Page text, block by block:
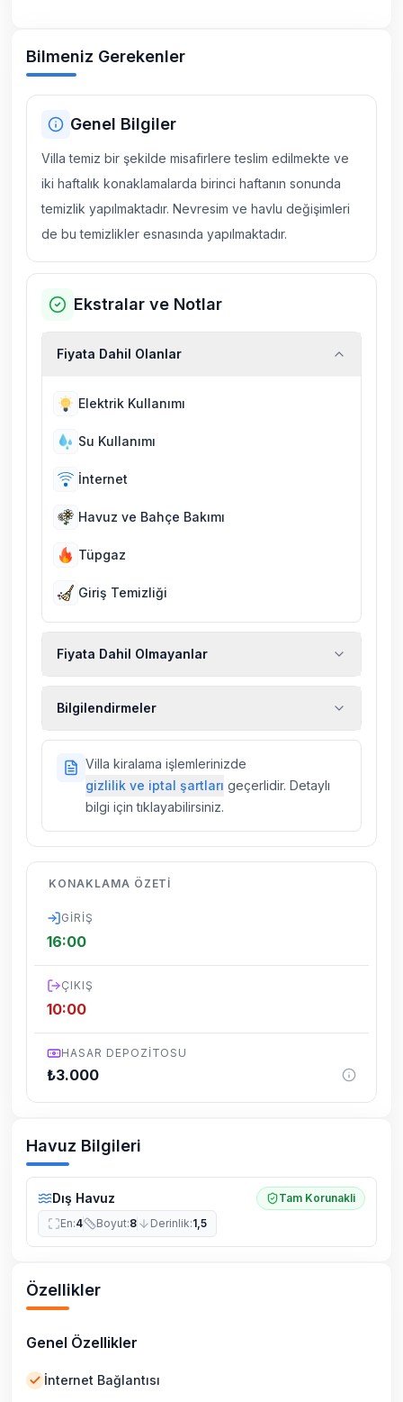
Bilmeniz Gerekenler
Genel Bilgiler
Villa temiz bir şekilde misafirlere teslim edilmekte ve
iki haftalık konaklamalarda birinci haftanın sonunda
temizlik yapılmaktadır. Nevresim ve havlu değişimleri
de bu temizlikler esnasında yapılmaktadır.
Ekstralar ve Notlar
Fiyata Dahil Olanlar
Elektrik Kullanımı
Su Kullanımı
İnternet
Havuz ve Bahçe Bakımı
Tüpgaz
Giriş Temizliği
Fiyata Dahil Olmayanlar
sigortaları fiyatlara dahil değildir.
Bilgilendirmeler
villalarımızda düzenli olarak ilaçlama
yapılmaktadır. Buna rağmen çevrede
kelebek, böcek, sinek vs. bulunma ihtimali
dönemsel olarak altyapı çalışmaları
yapılabilmektedir. Bu çalışma nedeniyle yol
Villa kiralama işlemlerinizde
gizlilik ve iptal şartları geçerlidir. Detaylı
bilgi için tıklayabilirsiniz.
KONAKLAMA ÖZETI
GIRIŞ
16:00
ÇIKIŞ
10:00
HASAR DEPOZITOSU
₺3.000
Havuz Bilgileri
Dış Havuz
Tam Korunakli
En:4 Boyut:8 Derinlik:1,5
Özellikler
Genel Özellikler
İnternet Bağlantısı